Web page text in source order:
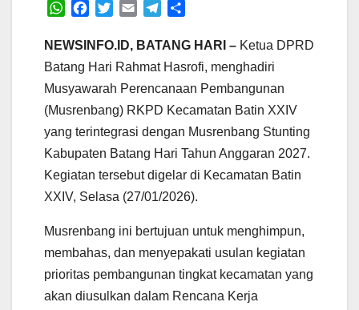
W
a
A
p
p
c
e
o
o
k
i
e
r
a
l
e
r
a
m
a
NEWSINFO.ID, BATANG HARI – Ketua DPRD
Batang Hari Rahmat Hasrofi, menghadiri
Musyawarah Perencanaan Pembangunan
(Musrenbang) RKPD Kecamatan Batin XXIV
yang terintegrasi dengan Musrenbang Stunting
Kabupaten Batang Hari Tahun Anggaran 2027.
Kegiatan tersebut digelar di Kecamatan Batin
XXIV, Selasa (27/01/2026).
Musrenbang ini bertujuan untuk menghimpun,
membahas, dan menyepakati usulan kegiatan
prioritas pembangunan tingkat kecamatan yang
akan diusulkan dalam Rencana Kerja